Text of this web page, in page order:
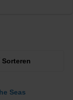
Sorteren
Seas